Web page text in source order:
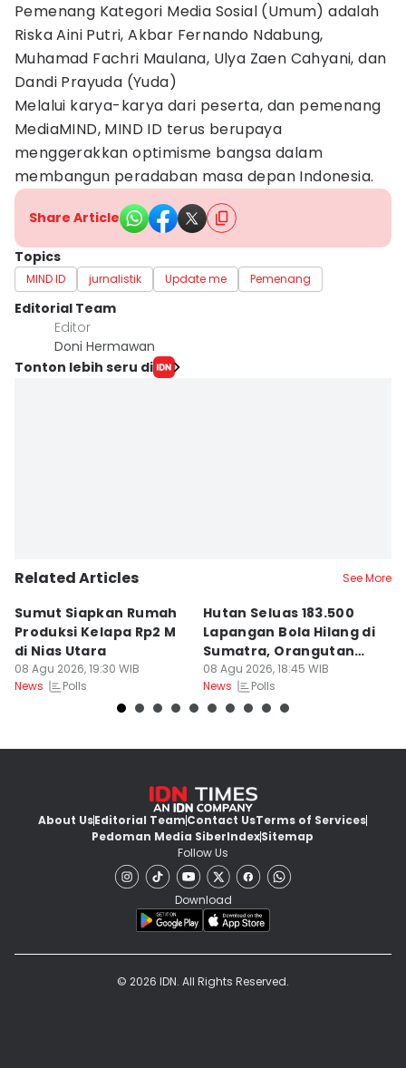
Pemenang Kategori Media Sosial (Umum) adalah
Riska Aini Putri, Akbar Fernando Ndabung,
Muhamad Fachri Maulana, Ulya Zaen Cahyani, dan
Dandi Prayuda (Yuda)
Melalui karya-karya dari peserta, dan pemenang
MediaMIND, MIND ID terus berupaya
menggerakkan optimisme bangsa dalam
membangun peradaban masa depan Indonesia.
Share Article
Topics
MIND ID jurnalistik Update me Pemenang
Editorial Team
Editor
Doni Hermawan
Tonton lebih seru di
Related Articles See More
Sumut Siapkan Rumah
Produksi Kelapa Rp2 M
di Nias Utara
08 Agu 2026, 19:30 WIB
News
Polls
Hutan Seluas 183.500
Lapangan Bola Hilang di
Sumatra, Orangutan
Tertekan
08 Agu 2026, 18:45 WIB
News
Polls
About UsEditorial TeamContact UsTerms of Services
Pedoman Media SiberIndexSitemap
Follow Us
Download
© 2026 IDN. All Rights Reserved.